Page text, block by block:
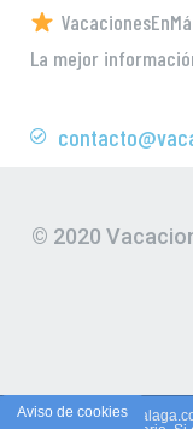
La mejor
© 2020
Aviso de cookies